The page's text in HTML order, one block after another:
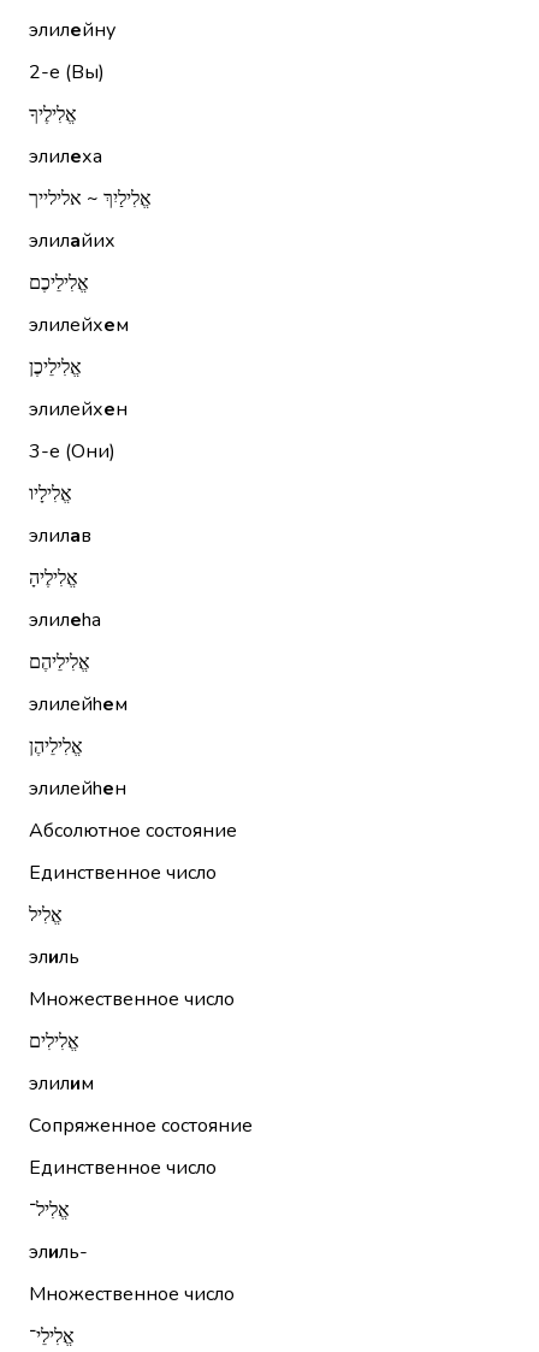
элилейну
2-е (Вы)
אֱלִילֶיךָ
элилеха
אֱלִילַיִךְ ~ אלילייך
элилайих
אֱלִילֵיכֶם
элилейхем
אֱלִילֵיכֶן
элилейхен
3-е (Они)
אֱלִילָיו
элилав
אֱלִילֶיהָ
элилеhа
אֱלִילֵיהֶם
элилейhем
אֱלִילֵיהֶן
элилейhен
Абсолютное состояние
Единственное число
אֱלִיל
элиль
Множественное число
אֱלִילִים
элилим
Сопряженное состояние
Единственное число
אֱלִיל־
элиль-
Множественное число
אֱלִילֵי־